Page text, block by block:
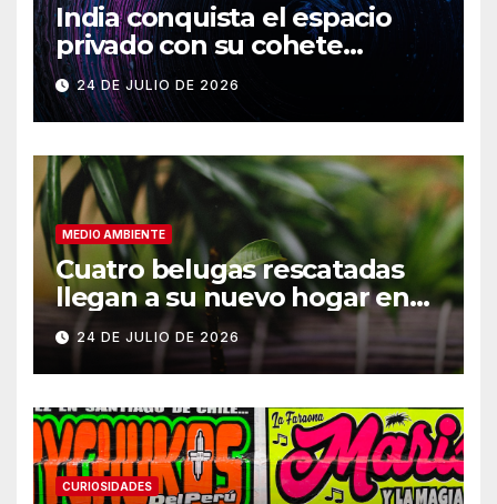
India conquista el espacio
privado con su cohete
Vikram-1
24 DE JULIO DE 2026
MEDIO AMBIENTE
Cuatro belugas rescatadas
llegan a su nuevo hogar en
Chicago
24 DE JULIO DE 2026
CURIOSIDADES